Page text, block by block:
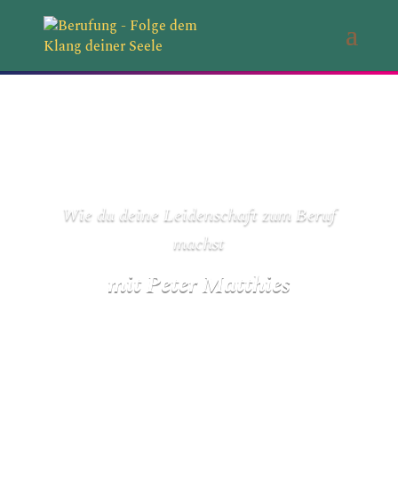
Wie du deine Leidenschaft zum Beruf
machst
mit Peter Matthies